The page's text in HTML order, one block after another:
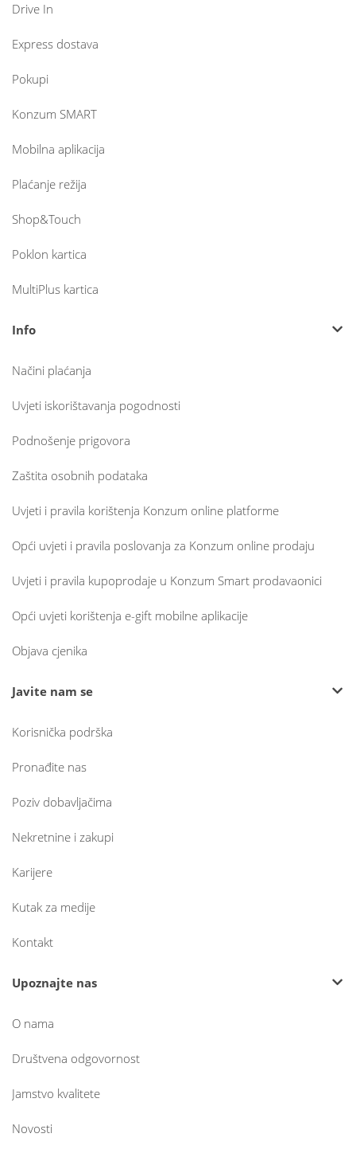
Drive In
Express dostava
Pokupi
Konzum SMART
Mobilna aplikacija
Plaćanje režija
Shop&Touch
Poklon kartica
MultiPlus kartica
Info
Načini plaćanja
Uvjeti iskorištavanja pogodnosti
Podnošenje prigovora
Zaštita osobnih podataka
Uvjeti i pravila korištenja Konzum online platforme
Opći uvjeti i pravila poslovanja za Konzum online prodaju
Uvjeti i pravila kupoprodaje u Konzum Smart prodavaonici
Opći uvjeti korištenja e-gift mobilne aplikacije
Objava cjenika
Javite nam se
Korisnička podrška
Pronađite nas
Poziv dobavljačima
Nekretnine i zakupi
Karijere
Kutak za medije
Kontakt
Upoznajte nas
O nama
Društvena odgovornost
Jamstvo kvalitete
Novosti